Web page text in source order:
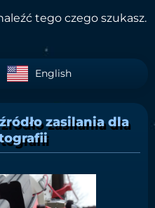
tego czego szukasz.
English
zasilania dla